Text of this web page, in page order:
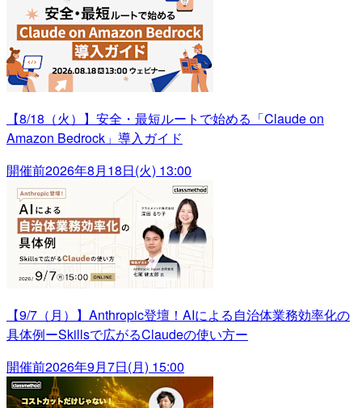
【8/18（火）】安全・最短ルートで始める「Claude on
Amazon Bedrock」導入ガイド
開催前2026年8月18日(火) 13:00
【9/7（月）】Anthropic登壇！AIによる自治体業務効率化の
具体例ーSkillsで広がるClaudeの使い方ー
開催前2026年9月7日(月) 15:00